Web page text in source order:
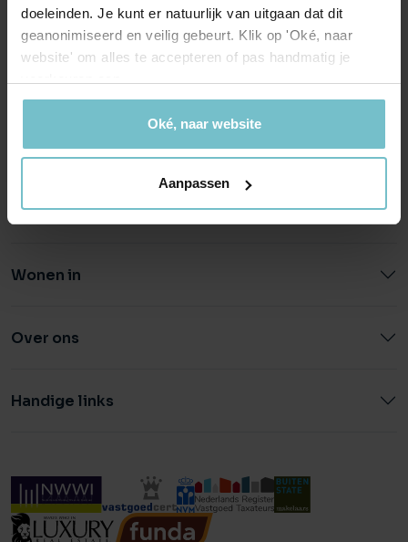
doeleinden. Je kunt er natuurlijk van uitgaan dat dit
geanonimiseerd en veilig gebeurt. Klik op 'Oké, naar
website' om alles te accepteren of pas handmatig je
Oké, naar website
Aanpassen
Helmond
Hoofdstraat 155
5706 AL Helmond
Eindhoven
Aalsterweg 134c
5615 CJ Eindhoven
Wonen in
Over ons
Handige links